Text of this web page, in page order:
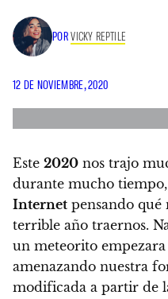
PORVICKY REPTILE
12 DE NOVIEMBRE, 2020
Este 2020 nos trajo
durante mucho
Internet pensando qué
terrible año traernos.
un meteorito
amenazando nuestra
modificada a partir de